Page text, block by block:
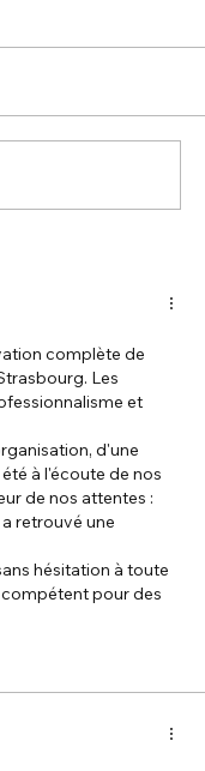
complète de
Les
et
d'une
à l'écoute de nos
de nos attentes :
retrouvé une
hésitation à toute
pour des